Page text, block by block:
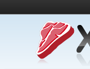
¿Qué es esto?
Directorio